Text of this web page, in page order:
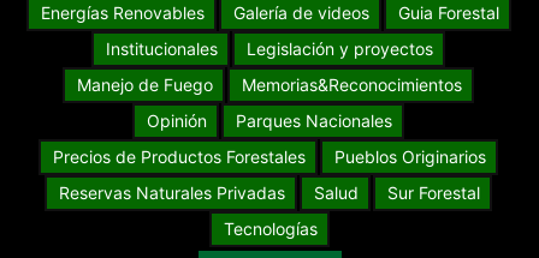
Energías Renovables
Galería de videos
Guia Forestal
Institucionales
Legislación y proyectos
Manejo de Fuego
Memorias&Reconocimientos
Opinión
Parques Nacionales
Precios de Productos Forestales
Pueblos Originarios
Reservas Naturales Privadas
Salud
Sur Forestal
Tecnologías